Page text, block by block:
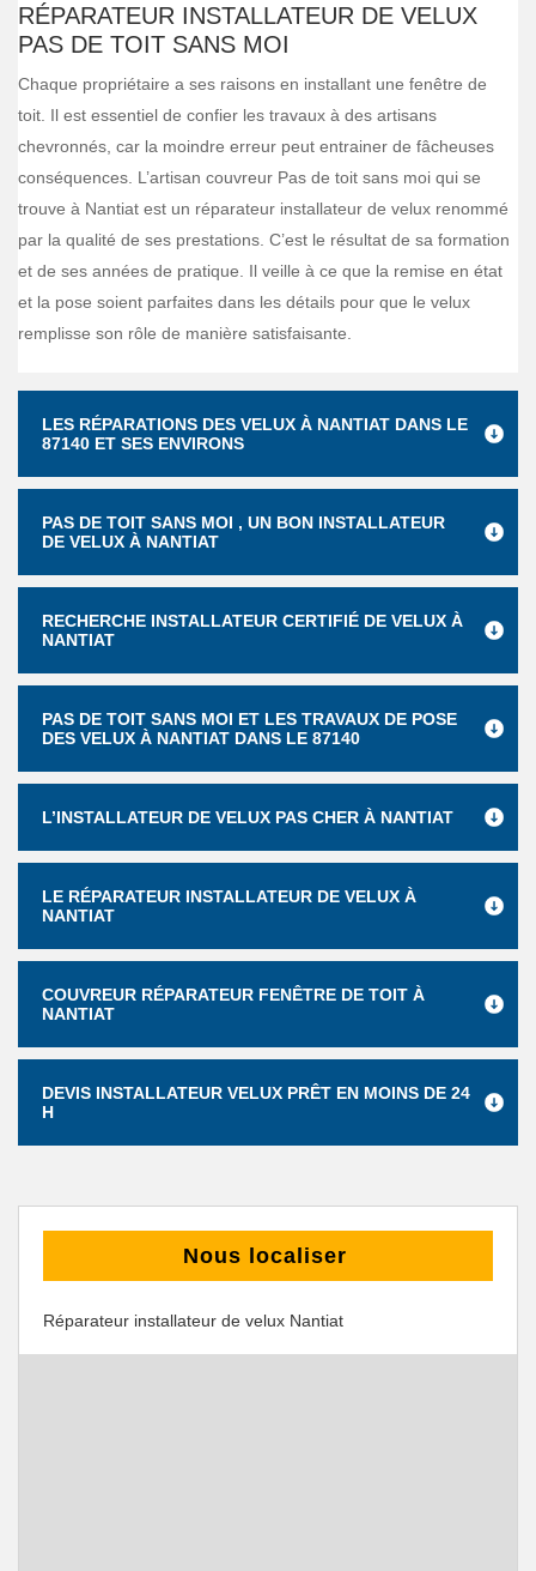
RÉPARATEUR INSTALLATEUR DE VELUX
PAS DE TOIT SANS MOI
Chaque propriétaire a ses raisons en installant une fenêtre de
toit. Il est essentiel de confier les travaux à des artisans
chevronnés, car la moindre erreur peut entrainer de fâcheuses
conséquences. L’artisan couvreur Pas de toit sans moi qui se
trouve à Nantiat est un réparateur installateur de velux renommé
par la qualité de ses prestations. C’est le résultat de sa formation
et de ses années de pratique. Il veille à ce que la remise en état
et la pose soient parfaites dans les détails pour que le velux
remplisse son rôle de manière satisfaisante.
LES RÉPARATIONS DES VELUX À NANTIAT DANS LE
87140 ET SES ENVIRONS
PAS DE TOIT SANS MOI , UN BON INSTALLATEUR
DE VELUX À NANTIAT
RECHERCHE INSTALLATEUR CERTIFIÉ DE VELUX À
NANTIAT
PAS DE TOIT SANS MOI ET LES TRAVAUX DE POSE
DES VELUX À NANTIAT DANS LE 87140
L’INSTALLATEUR DE VELUX PAS CHER À NANTIAT
LE RÉPARATEUR INSTALLATEUR DE VELUX À
NANTIAT
COUVREUR RÉPARATEUR FENÊTRE DE TOIT À
NANTIAT
DEVIS INSTALLATEUR VELUX PRÊT EN MOINS DE 24
H
Nous localiser
Réparateur installateur de velux Nantiat